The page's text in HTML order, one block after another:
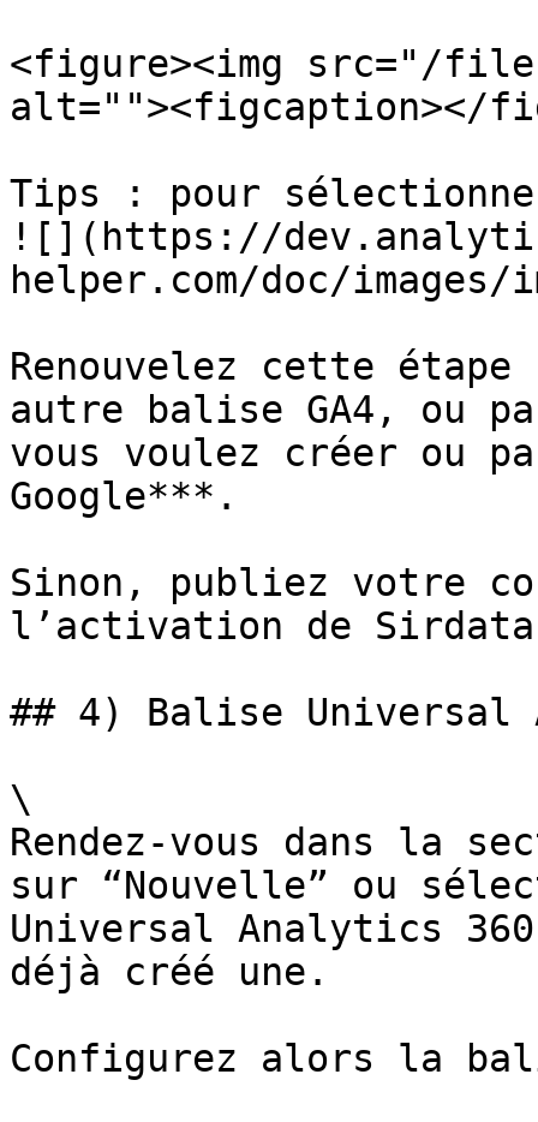
<figure><img src="/files/
alt=""><figcaption></
Tips : pour
![](https://
helper.com/doc/images/
Renouvelez cette
autre balise GA4, ou
vous voulez créer ou
Google***.
Sinon, publiez votre
l’activation de
## 4) Balise Universal
\
Rendez-vous dans la
sur “Nouvelle” ou
Universal Analytics
déjà créé une.
Configurez alors la